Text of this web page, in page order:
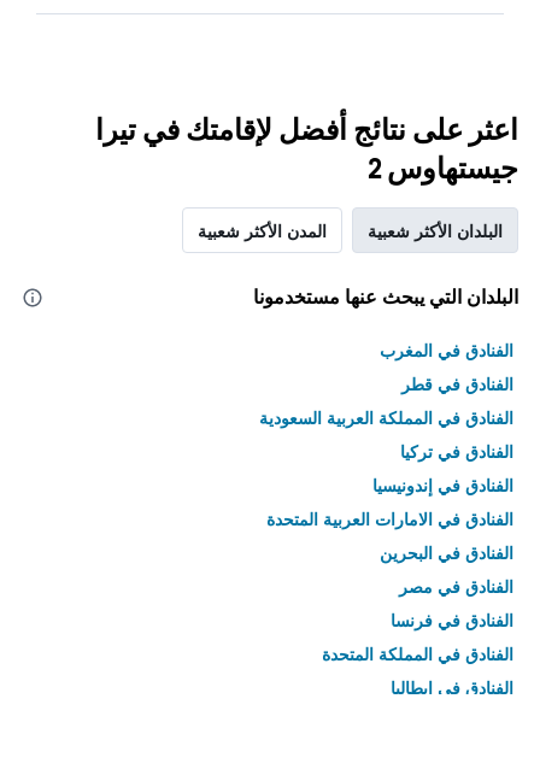
اعثر على نتائج أفضل لإقامتك في تيرا
جيستهاوس 2
البلدان الأكثر شعبية المدن الأكثر شعبية
البلدان التي يبحث عنها مستخدمونا
الفنادق في المغرب
الفنادق في قطر
الفنادق في المملكة العربية السعودية
الفنادق في تركيا
الفنادق في إندونيسيا
الفنادق في الامارات العربية المتحدة
الفنادق في البحرين
الفنادق في مصر
الفنادق في فرنسا
الفنادق في المملكة المتحدة
الفنادق في إيطاليا